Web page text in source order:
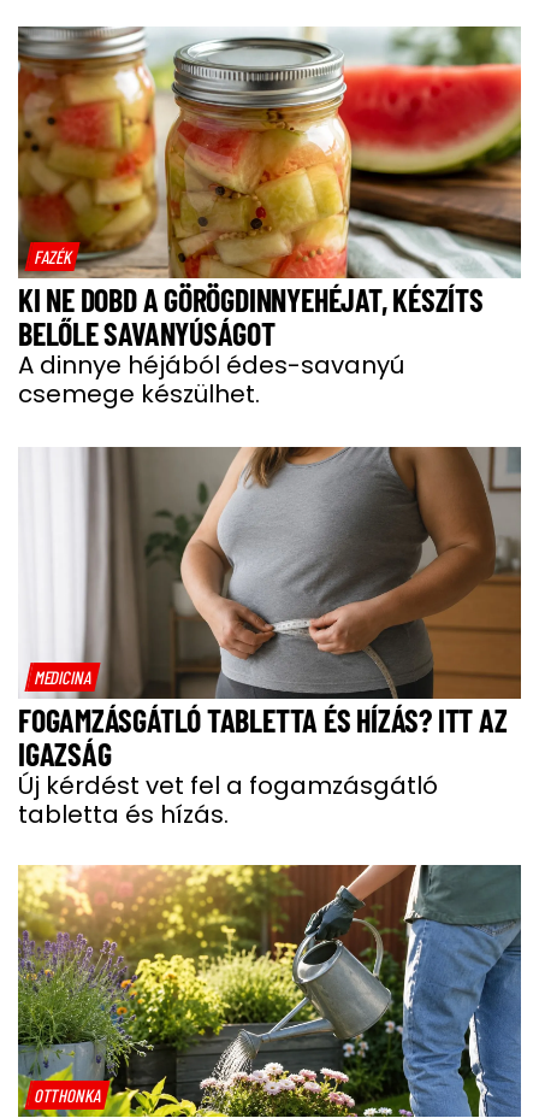
FAZÉK
KI NE DOBD A GÖRÖGDINNYEHÉJAT, KÉSZÍTS
BELŐLE SAVANYÚSÁGOT
A dinnye héjából édes-savanyú
csemege készülhet.
MEDICINA
FOGAMZÁSGÁTLÓ TABLETTA ÉS HÍZÁS? ITT AZ
IGAZSÁG
Új kérdést vet fel a fogamzásgátló
tabletta és hízás.
OTTHONKA